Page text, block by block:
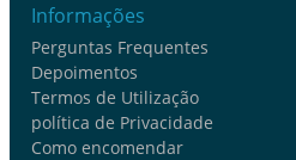
Informações
Perguntas Frequentes
Depoimentos
Termos de Utilização
política de Privacidade
Como encomendar